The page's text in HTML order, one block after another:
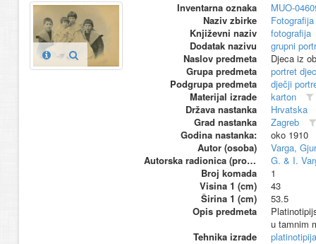
Inventarna oznaka
MUO-
Naziv zbirke
Književni naziv
fotografija
Dodatak nazivu
grupni
Naslov predmeta
Djeca iz
Grupa predmeta
portret
Podgrupa predmeta
dječji
Materijal izrade
karton
Država nastanka
Hrvatska
Grad nastanka
Zagreb
Godina nastanka:
oko 1910
Autor (osoba)
Varga,
Autorska radionica (proizvođač)
G. & I.
Broj komada
1
Visina 1 (cm)
43
Širina 1 (cm)
53.5
Opis predmeta
u tamnim
Tehnika izrade
platinotipija